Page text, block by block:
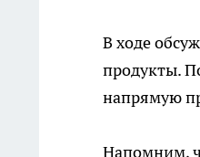
В ходе
продукты.
напрямую
Напомним,